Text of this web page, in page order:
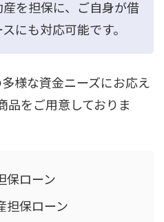
を担保に、ご自身が借
にも対応可能です。
様な資金ニーズにお応え
品をご用意しておりま
保ローン
担保ローン